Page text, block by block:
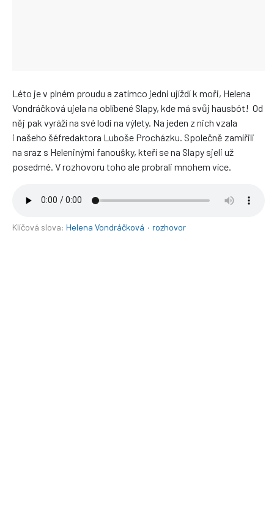
Léto je v plném proudu a zatímco jedni ujíždí k moři, Helena
Vondráčková ujela na oblíbené Slapy, kde má svůj hausbót! Od
něj pak vyráží na své lodi na výlety. Na jeden z nich vzala
i našeho šéfredaktora Luboše Procházku. Společně zamířili
na sraz s Heleninými fanoušky, kteří se na Slapy sjeli už
posedmé. V rozhovoru toho ale probrali mnohem více.
Klíčová slova: Helena Vondráčková · rozhovor